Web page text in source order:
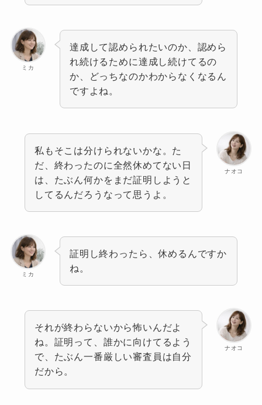
ミカ
達成して認められたいのか、認めら
れ続けるために達成し続けてるの
か、どっちなのかわからなくなるん
ですよね。
ナオコ
私もそこは分けられないかな。た
だ、終わったのに全然休めてない日
は、たぶん何かをまだ証明しようと
してるんだろうなって思うよ。
ミカ
証明し終わったら、休めるんですか
ね。
ナオコ
それが終わらないから怖いんだよ
ね。証明って、誰かに向けてるよう
で、たぶん一番厳しい審査員は自分
だから。